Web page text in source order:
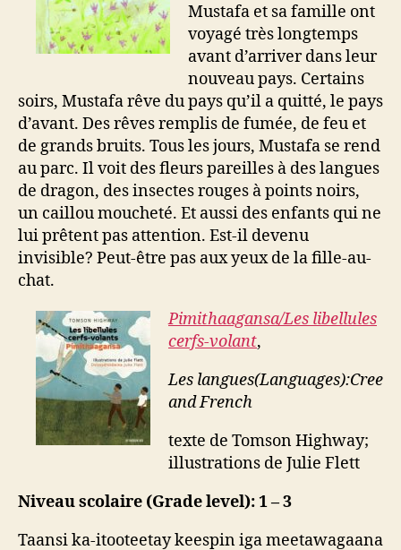
Mustafa et sa famille ont
voyagé très longtemps
avant d’arriver dans leur
nouveau pays. Certains
soirs, Mustafa rêve du pays qu’il a quitté, le pays
d’avant. Des rêves remplis de fumée, de feu et
de grands bruits. Tous les jours, Mustafa se rend
au parc. Il voit des fleurs pareilles à des langues
de dragon, des insectes rouges à points noirs,
un caillou moucheté. Et aussi des enfants qui ne
lui prêtent pas attention. Est-il devenu
invisible? Peut-être pas aux yeux de la fille-au-
chat.
Pimithaagansa/Les libellules
cerfs-volant,
Les langues(Languages):Cree
and French
texte de Tomson Highway;
illustrations de Julie Flett
Niveau scolaire (Grade level): 1 – 3
Taansi ka-itooteetay keespin iga meetawagaana